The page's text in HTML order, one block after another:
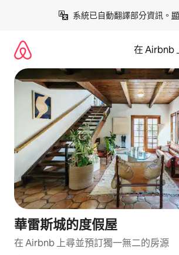
系統已自動翻譯部分資訊。
在 Airbnb
華雷斯城的度假屋
在 Airbnb 上尋並預訂獨一無二的房源